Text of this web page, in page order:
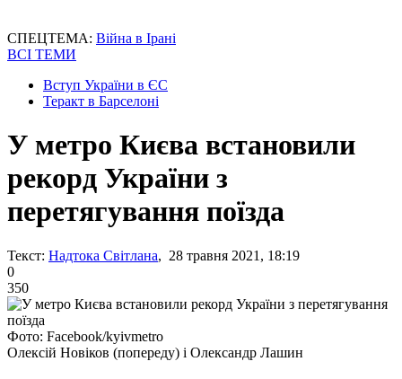
СПЕЦТЕМА: Війна в Ірані
ВСІ ТЕМИ
Вступ України в ЄС
Теракт в Барселоні
У метро Києва встановили
рекорд України з
перетягування поїзда
Текст: Надтока Світлана, 28 травня 2021, 18:19
0
350
Фото: Facebook/kyivmetro
Олексій Новіков (попереду) і Олександр Лашин